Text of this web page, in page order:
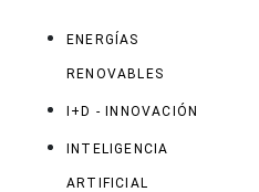
ENERGÍAS
RENOVABLES
I+D - INNOVACIÓN
INTELIGENCIA
ARTIFICIAL